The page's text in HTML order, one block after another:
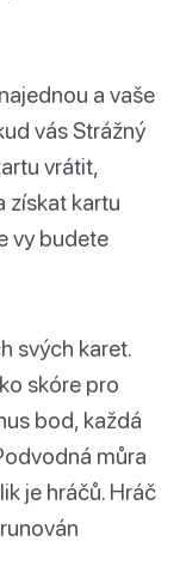
a vaše
vás Strážný
vrátit,
získat kartu
vy budete
svých karet.
skóre pro
bod, každá
můra
je hráčů. Hráč